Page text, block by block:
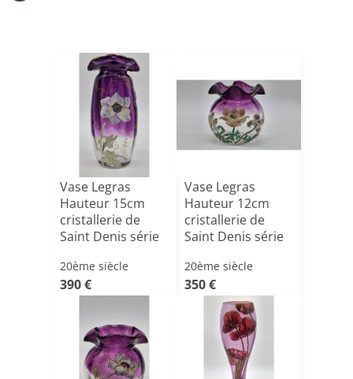
Vase Legras
Hauteur 15cm
cristallerie de
Saint Denis série
20ème siècle
390 €
Vase Legras
Hauteur 12cm
cristallerie de
Saint Denis série
20ème siècle
350 €